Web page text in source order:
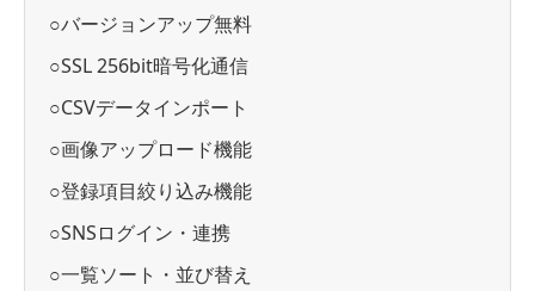
○バージョンアップ無料
○SSL 256bit暗号化通信
○CSVデータインポート
○画像アップロード機能
○登録項目絞り込み機能
○SNSログイン・連携
○一覧ソート・並び替え